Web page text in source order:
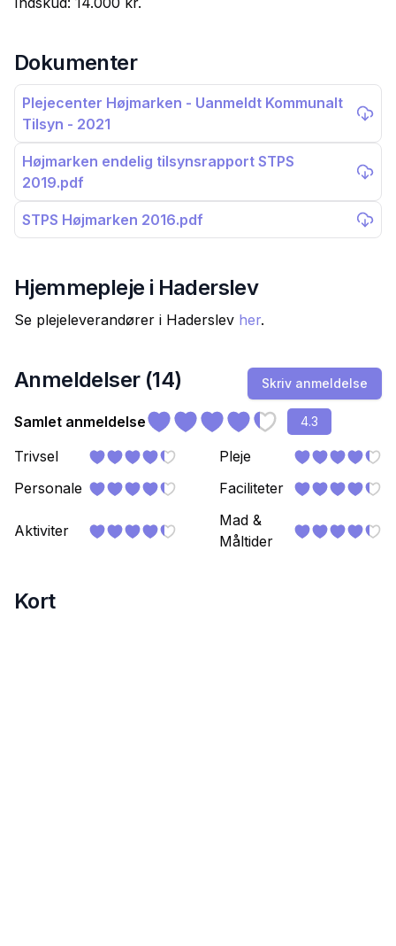
Dokumenter
Plejecenter Højmarken - Uanmeldt Kommunalt
Tilsyn - 2021
Højmarken endelig tilsynsrapport STPS
2019.pdf
STPS Højmarken 2016.pdf
Hjemmepleje i Haderslev
Se plejeleverandører i Haderslev her.
Anmeldelser (14) Skriv anmeldelse
Samlet anmeldelse 4.3
Trivsel
Pleje
Personale
Faciliteter
Aktiviter
Mad &
Måltider
Kort